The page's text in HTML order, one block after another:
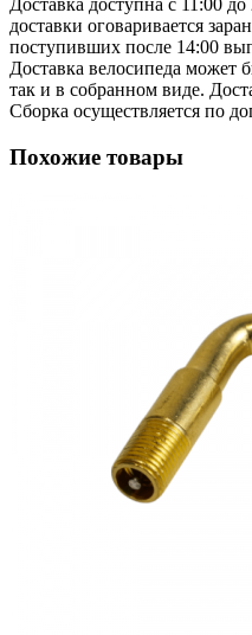
Доставка доступна с 11:00
доставки оговаривается
поступивших после 14:00
Доставка велосипеда может
так и в собранном виде.
Сборка осуществляется по
Похожие товары